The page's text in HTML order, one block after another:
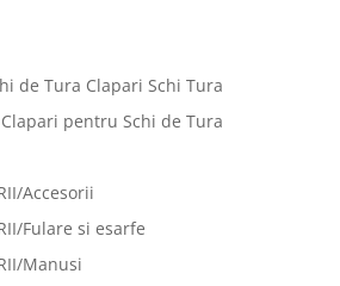
de Tura Clapari Schi Tura
pentru Schi de Tura
Accesorii
Fulare si esarfe
Manusi